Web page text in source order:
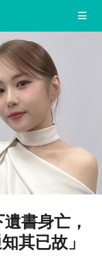
書身亡，
其已故」